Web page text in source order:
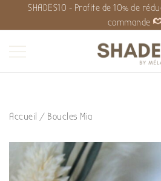
SHADES10 - Profite de 10% de
commande
Accueil / Boucles Mia